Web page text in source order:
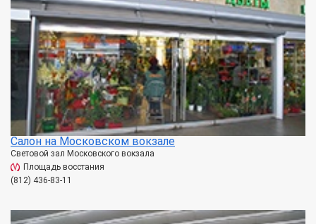
Салон на Московском вокзале
Световой зал Московского вокзала
Площадь восстания
(812) 436-83-11